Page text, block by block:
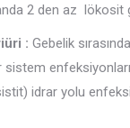
2 den az lökosit
: Gebelik
sistem
idrar yolu